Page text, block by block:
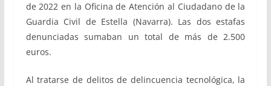
de 2022 en la Oficina de Atención al Ciudadano de la
Guardia Civil de Estella (Navarra). Las dos estafas
denunciadas sumaban un total de más de 2.500
euros.
Al tratarse de delitos de delincuencia tecnológica, la